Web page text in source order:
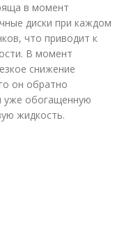
в момент
диски при каждом
что приводит к
В момент
снижение
он обратно
уже обогащенную
жидкость.